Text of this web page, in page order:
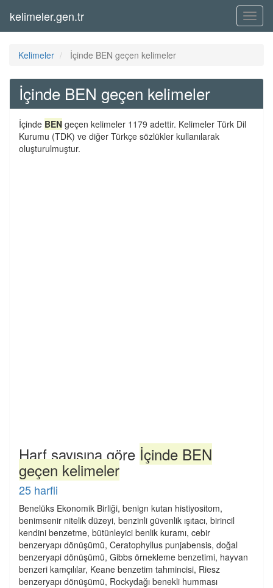
Menü
kelimeler.gen.tr
Kelimeler İçinde BEN geçen kelimeler
İçinde BEN geçen kelimeler
İçinde BEN geçen kelimeler 1179 adettir. Kelimeler Türk Dil
Kurumu (TDK) ve diğer Türkçe sözlükler kullanılarak
oluşturulmuştur.
Harf sayısına göre İçinde BEN
geçen kelimeler
25 harfli
Benelüks Ekonomik Birliği, benign kutan histiyositom,
benimsenir nitelik düzeyi, benzinli güvenlik ışıtacı, birincil
kendini benzetme, bütünleyici benlik kuramı, cebir
benzeryapı dönüşümü, Ceratophyllus punjabensis, doğal
benzeryapi dönüşümü, Gibbs örnekleme benzetimi, hayvan
benzeri kamçılılar, Keane benzetim tahmincisi, Riesz
benzeryapı dönüşümü, Rockydağı benekli humması